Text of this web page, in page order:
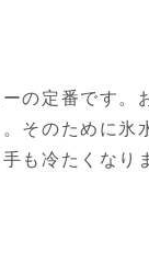
の定番です。
そのために氷
も冷たくなり